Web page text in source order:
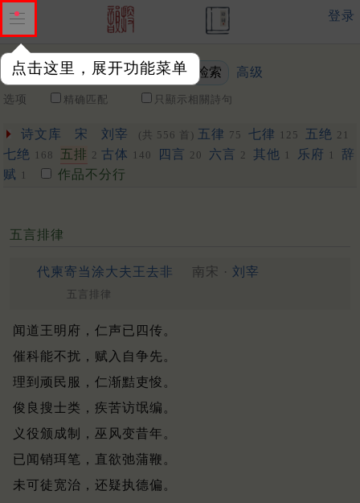
点击这里，展开功能菜单
登录
关键词 高级
选项 精确匹配 只顯示相關詩句
诗文库 宋 刘宰 (共 556 首) 五律 75 七律 125 五绝 21
七绝 168 五排 2 古体 140 四言 20 六言 2 其他 1 乐府 1
辞
赋
1 作品不分行
五言排律
代柬寄当涂大夫王去非 南宋 · 刘宰
五言排律
闻道王明府，仁声已四传。
催科能不扰，赋入自争先。
理到顽民服，仁渐黠吏悛。
俊良搜士类，疾苦访氓编。
义役颁成制，巫风变昔年。
已闻销珥笔，直欲弛蒲鞭。
未可徒宽治，还疑执德偏。